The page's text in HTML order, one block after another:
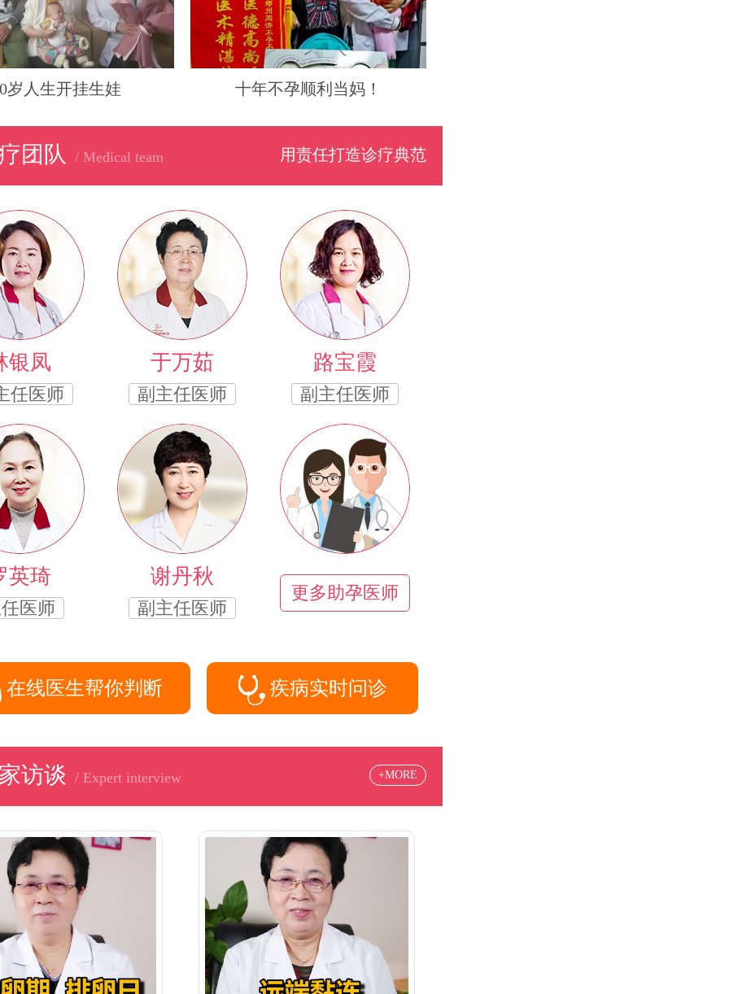
岁人生开挂生娃 十年不孕顺利当妈！
团队 / Medical team 用责任打造诊疗典范
银凤
任医师
于万茹
副主任医师
路宝霞
副主任医师
英琦
医师
谢丹秋
副主任医师
更多助孕医师
在线医生帮你判断 疾病实时问诊
访谈 / Expert interview +MORE